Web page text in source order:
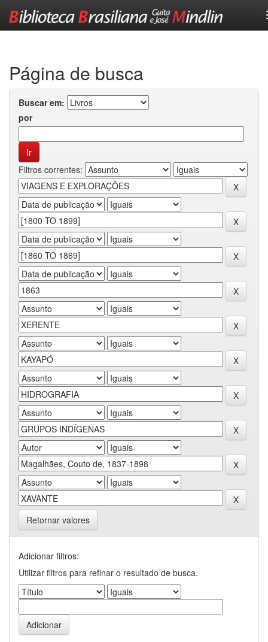
Página de busca
Buscar em:
por
Filtros correntes:
Retornar valores
Adicionar filtros:
Utilizar filtros para refinar o resultado de busca.